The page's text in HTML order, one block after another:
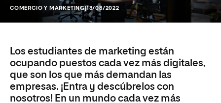
COMERCIO Y MARKETING|13/08/2022
Los estudiantes de marketing están
ocupando puestos cada vez más digitales,
que son los que más demandan las
empresas. ¡Entra y descúbrelos con
nosotros! En un mundo cada vez más